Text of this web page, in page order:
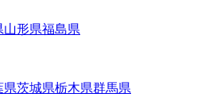
山形県福島県
県茨城県栃木県群馬県